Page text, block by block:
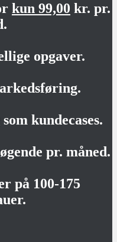
kun 99,00 kr. pr.
opgaver.
kundecases.
pr. måned.
på 100-175